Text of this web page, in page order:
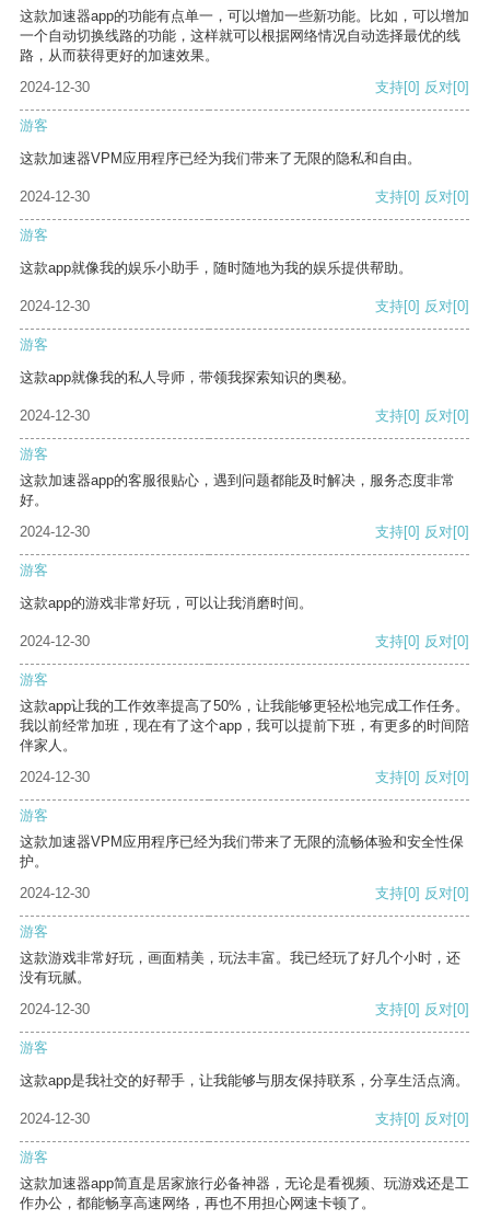
这款加速器app的功能有点单一，可以增加一些新功能。比如，可以增加
一个自动切换线路的功能，这样就可以根据网络情况自动选择最优的线
路，从而获得更好的加速效果。
2024-12-30
支持[0] 反对[0]
游客
这款加速器VPM应用程序已经为我们带来了无限的隐私和自由。
2024-12-30 支持[0] 反对[0]
游客
这款app就像我的娱乐小助手，随时随地为我的娱乐提供帮助。
2024-12-30 支持[0] 反对[0]
游客
这款app就像我的私人导师，带领我探索知识的奥秘。
2024-12-30 支持[0] 反对[0]
游客
这款加速器app的客服很贴心，遇到问题都能及时解决，服务态度非常
好。
2024-12-30
支持[0] 反对[0]
游客
这款app的游戏非常好玩，可以让我消磨时间。
2024-12-30 支持[0] 反对[0]
游客
这款app让我的工作效率提高了50%，让我能够更轻松地完成工作任务。
我以前经常加班，现在有了这个app，我可以提前下班，有更多的时间陪
伴家人。
2024-12-30
支持[0] 反对[0]
游客
这款加速器VPM应用程序已经为我们带来了无限的流畅体验和安全性保
护。
2024-12-30
支持[0] 反对[0]
游客
这款游戏非常好玩，画面精美，玩法丰富。我已经玩了好几个小时，还
没有玩腻。
2024-12-30
支持[0] 反对[0]
游客
这款app是我社交的好帮手，让我能够与朋友保持联系，分享生活点滴。
2024-12-30 支持[0] 反对[0]
游客
这款加速器app简直是居家旅行必备神器，无论是看视频、玩游戏还是工
作办公，都能畅享高速网络，再也不用担心网速卡顿了。